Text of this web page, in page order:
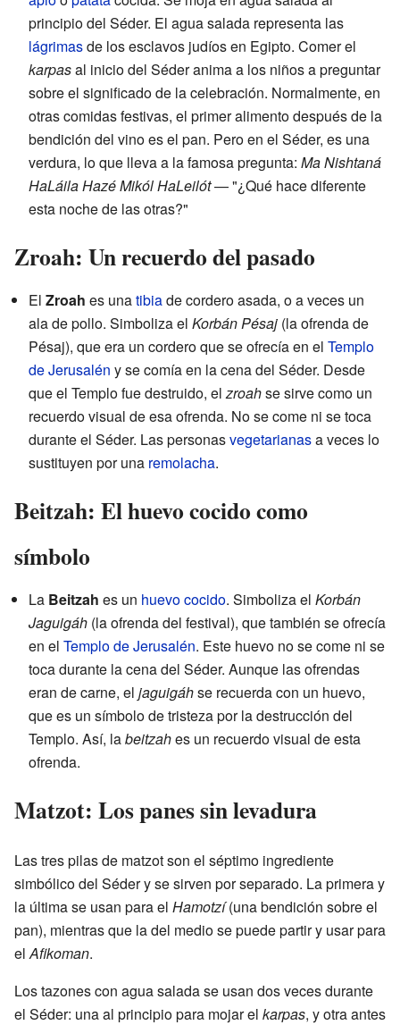
principio del Séder. El agua salada representa las
lágrimasde los esclavos judíos en Egipto. Comer el
karpasal inicio del Séder anima a los niños a preguntar
sobre el significado de la celebración. Normalmente, en
otras comidas festivas, el primer alimento después de la
bendición del vino es el pan. Pero en el Séder, es una
verdura, lo que lleva a la famosa pregunta: Ma Nishtaná
HaLáila Hazé Mikól HaLeilót— "¿Qué hace diferente
esta noche de las otras?"
Zroah: Un recuerdo del pasado
El Zroah es unatibiade cordero asada, o a veces un
ala de pollo. Simboliza el Korbán Pésaj (la ofrenda de
Pésaj), que era un cordero que se ofrecía en el Templo
de Jerusalén y se comía en la cena del Séder. Desde
que el Templo fue destruido, elzroahse sirve como un
recuerdo visual de esa ofrenda. No se come ni se toca
durante el Séder. Las personasvegetarianasa veces lo
sustituyen por una remolacha.
Beitzah: El huevo cocido como
símbolo
La Beitzah es un huevo cocido. Simboliza el Korbán
Jaguigáh (la ofrenda del festival), que también se ofrecía
en el Templo de Jerusalén. Este huevo no se come ni se
toca durante la cena del Séder. Aunque las ofrendas
eran de carne, el jaguigáhse recuerda con un huevo,
que es un símbolo de tristeza por la destrucción del
Templo. Así, labeitzahes un recuerdo visual de esta
ofrenda.
Matzot: Los panes sin levadura
Las tres pilas de matzot son el séptimo ingrediente
simbólico del Séder y se sirven por separado. La primera y
la última se usan para el Hamotzí(una bendición sobre el
pan), mientras que la del medio se puede partir y usar para
elAfikoman.
Los tazones con agua salada se usan dos veces durante
el Séder: una al principio para mojar el karpas, y otra antes